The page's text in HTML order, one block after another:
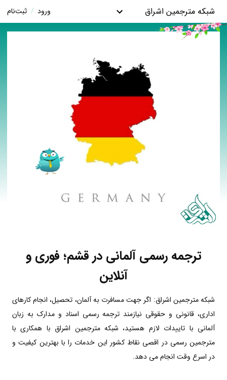
شبکه مترجمین اشراق ورود / ثبت‌نام
ترجمه رسمی آلمانی در قشم؛ فوری و
آنلاین
شبکه مترجمین اشراق: اگر جهت مسافرت به آلمان، تحصیل، انجام کارهای
اداری، قانونی و حقوقی نیازمند ترجمه رسمی اسناد و مدارک به زبان
آلمانی با تاییدات لازم هستید، شبکه مترجمین اشراق با همکاری با
مترجمین رسمی در اقصی نقاط کشور این خدمات را با بهترین کیفیت و
در اسرع وقت انجام می دهد.